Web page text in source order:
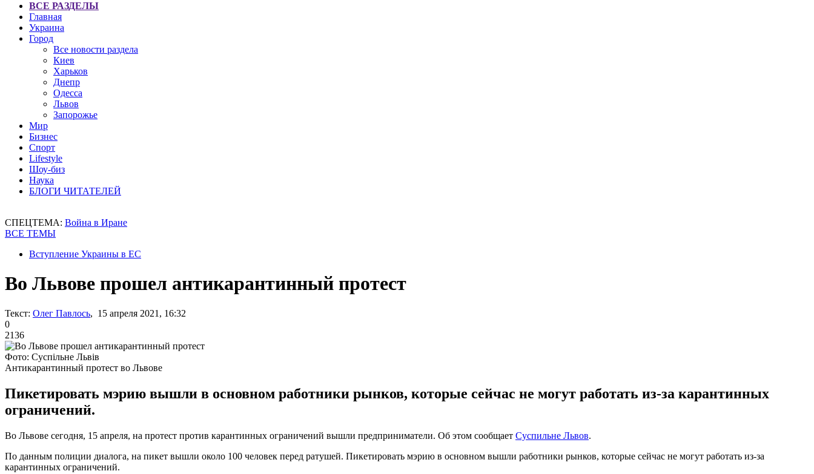
ВСЕ РАЗДЕЛЫ
Главная
Украина
Город
Все новости раздела
Киев
Харьков
Днепр
Одесса
Львов
Запорожье
Мир
Бизнес
Спорт
Lifestyle
Шоу-биз
Наука
БЛОГИ ЧИТАТЕЛЕЙ
СПЕЦТЕМА: Война в Иране
ВСЕ ТЕМЫ
Вступление Украины в ЕС
Во Львове прошел антикарантинный протест
Текст: Олег Павлось, 15 апреля 2021, 16:32
0
2136
Фото: Суспільне Львів
Антикарантинный протест во Львове
Пикетировать мэрию вышли в основном работники рынков, которые сейчас не могут работать из-за карантинных
ограничений.
Во Львове сегодня, 15 апреля, на протест против карантинных ограничений вышли предприниматели. Об этом сообщает Суспильне Львов.
По данным полиции диалога, на пикет вышли около 100 человек перед ратушей. Пикетировать мэрию в основном вышли работники рынков, которые сейчас не могут работать из-за
карантинных ограничений.